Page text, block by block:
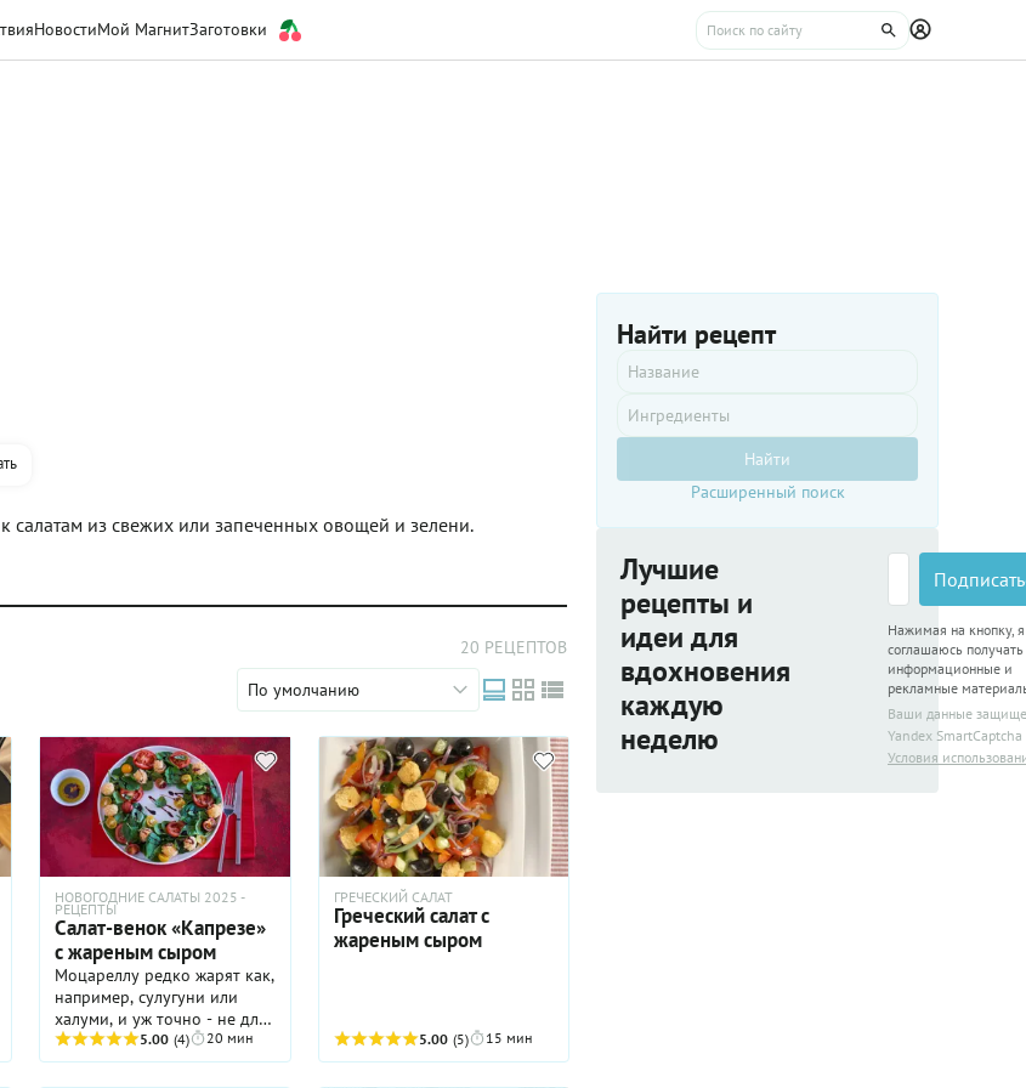
НовостиМой МагнитЗаготовки
из свежих или запеченных овощей и зелени.
20 РЕЦЕПТОВ
По умолчанию
НОВОГОДНИЕ САЛАТЫ 2025 -
РЕЦЕПТЫ
Салат-венок «Капрезе»
с жареным сыром
Моцареллу редко жарят как,
например, сулугуни или
халуми, и уж точно - не для
салата "Капрезе". Но в честь
праздника ничего не
5.00 (4) 20 мин
ГРЕЧЕСКИЙ САЛАТ
Греческий салат с
жареным сыром
5.00 (5) 15 мин
Найти рецепт
Найти
Расширенный поиск
Лучшие
рецепты и
идеи для
вдохновения
каждую
неделю
Нажимая на кнопку, я
соглашаюсь получать
информационные и
рекламные
Ваши данные
Yandex SmartCaptcha
Условия